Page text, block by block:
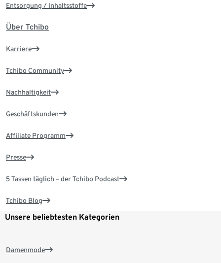
Entsorgung / Inhaltsstoffe
Über Tchibo
Karriere
Tchibo Community
Nachhaltigkeit
Geschäftskunden
Affiliate Programm
Presse
5 Tassen täglich – der Tchibo Podcast
Tchibo Blog
Unsere beliebtesten Kategorien
Damenmode